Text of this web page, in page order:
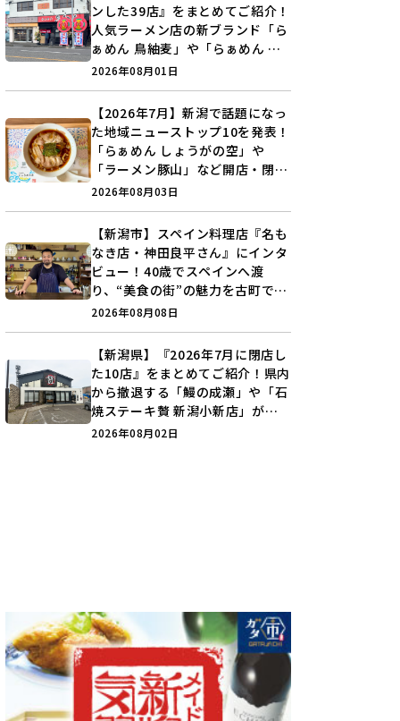
ンした39店』をまとめてご紹介！
人気ラーメン店の新ブランド「ら
ぁめん 鳥紬麦」や「らぁめん し
ょうがの空」など盛りだくさん♪
2026年08月01日
【2026年7月】新潟で話題になっ
た地域ニューストップ10を発表！
「らぁめん しょうがの空」や
「ラーメン豚山」など開店・閉店
の注目記事をランキングでご紹介
2026年08月03日
【新潟市】スペイン料理店『名も
なき店・神田良平さん』にインタ
ビュー！40歳でスペインへ渡
り、“美食の街”の魅力を古町で届
ける♪
2026年08月08日
【新潟県】『2026年7月に閉店し
た10店』をまとめてご紹介！県内
から撤退する「鰻の成瀬」や「石
焼ステーキ贅 新潟小新店」が営
業に幕…。
2026年08月02日